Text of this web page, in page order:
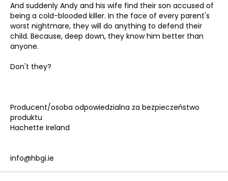
And suddenly Andy and his wife find their son accused of
being a cold-blooded killer. In the face of every parent's
worst nightmare, they will do anything to defend their
child. Because, deep down, they know him better than
anyone.
Don't they?
Producent/osoba odpowiedzialna za bezpieczeństwo
produktu
Hachette Ireland
info@hbgi.ie